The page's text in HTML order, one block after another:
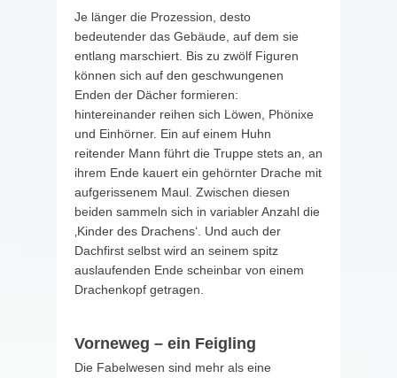
Je länger die Prozession, desto
bedeutender das Gebäude, auf dem sie
entlang marschiert. Bis zu zwölf Figuren
können sich auf den geschwungenen
Enden der Dächer formieren:
hintereinander reihen sich Löwen, Phönixe
und Einhörner. Ein auf einem Huhn
reitender Mann führt die Truppe stets an, an
ihrem Ende kauert ein gehörnter Drache mit
aufgerissenem Maul. Zwischen diesen
beiden sammeln sich in variabler Anzahl die
‚Kinder des Drachens‘. Und auch der
Dachfirst selbst wird an seinem spitz
auslaufenden Ende scheinbar von einem
Drachenkopf getragen.
Vorneweg – ein Feigling
Die Fabelwesen sind mehr als eine